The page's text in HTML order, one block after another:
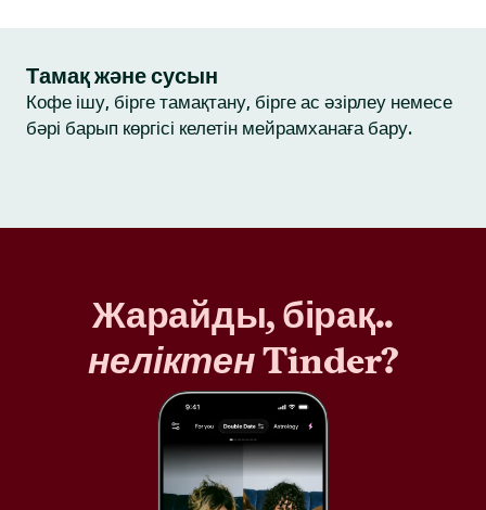
Тамақ және сусын
Кофе ішу, бірге тамақтану, бірге ас әзірлеу немесе
бәрі барып көргісі келетін мейрамханаға бару.
Жарайды, бірақ..
неліктенTinder?